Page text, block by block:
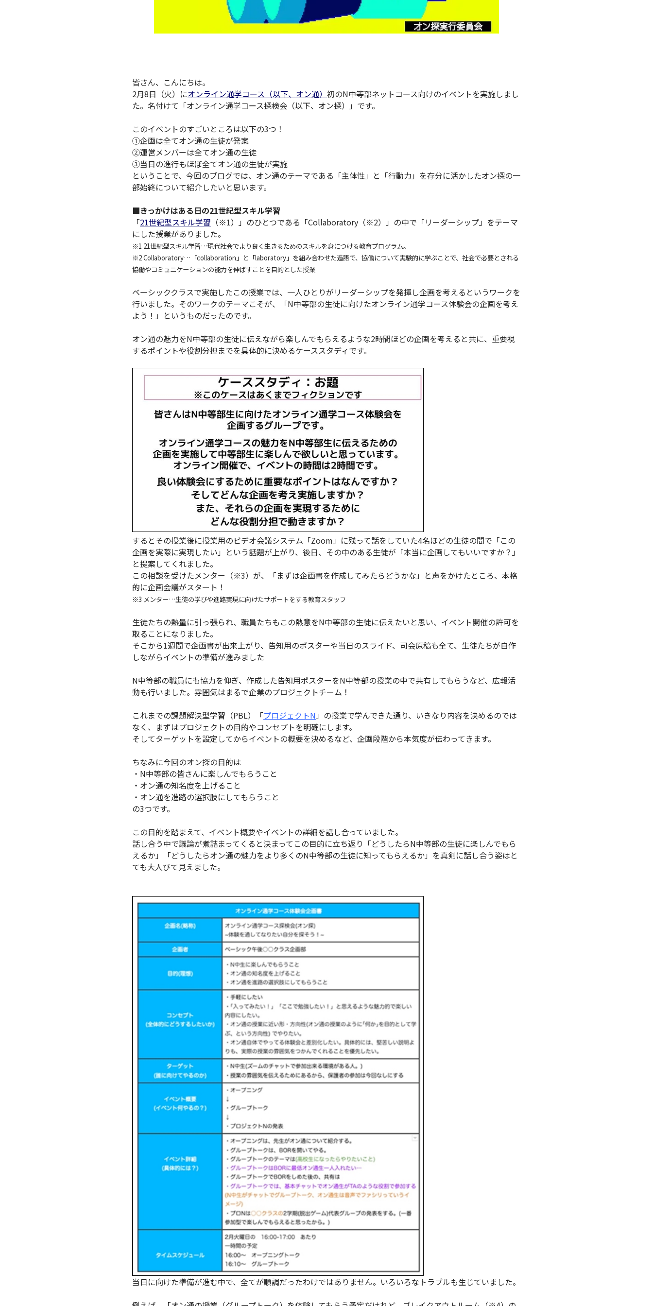
皆さん、こんにちは。
2月8日（火）にオンライン通学コース（以下、オン通） 初のN中等部ネットコース向けのイベントを実施しまし
た。名付けて「オンライン通学コース探検会（以下、オン探）」です。
このイベントのすごいところは以下の3つ！
①企画は全てオン通の生徒が発案
②運営メンバーは全てオン通の生徒
③当日の進行もほぼ全てオン通の生徒が実施
ということで、今回のブログでは、オン通のテーマである「主体性」と「行動力」を存分に活かしたオン探の一
部始終について紹介したいと思います。
■きっかけはある日の21世紀型スキル学習
「21世紀型スキル学習 （※1）」のひとつである「Collaboratory（※2）」の中で「リーダーシップ」をテーマ
にした授業がありました。
※1 21世紀型スキル学習…現代社会でより良く生きるためのスキルを身につける教育プログラム。
※2 Collaboratory…「collaboration」と「laboratory」を組み合わせた造語で、協働について実験的に学ぶことで、社会で必要とされる
協働やコミュニケーションの能力を伸ばすことを目的とした授業
ベーシッククラスで実施したこの授業では、一人ひとりがリーダーシップを発揮し企画を考えるというワークを
行いました。そのワークのテーマこそが、「N中等部の生徒に向けたオンライン通学コース体験会の企画を考え
よう！」というものだったのです。
オン通の魅力をN中等部の生徒に伝えながら楽しんでもらえるような2時間ほどの企画を考えると共に、重要視
するポイントや役割分担までを具体的に決めるケーススタディです。
するとその授業後に授業用のビデオ会議システム「Zoom」に残って話をしていた4名ほどの生徒の間で「この
企画を実際に実現したい」という話題が上がり、後日、その中のある生徒が「本当に企画してもいいですか？」
と提案してくれました。
この相談を受けたメンター（※3）が、「まずは企画書を作成してみたらどうかな」と声をかけたところ、本格
的に企画会議がスタート！
※3 メンター…生徒の学びや進路実現に向けたサポートをする教育スタッフ
生徒たちの熱量に引っ張られ、職員たちもこの熱意をN中等部の生徒に伝えたいと思い、イベント開催の許可を
取ることになりました。
そこから1週間で企画書が出来上がり、告知用のポスターや当日のスライド、司会原稿も全て、生徒たちが自作
しながらイベントの準備が進みました
N中等部の職員にも協力を仰ぎ、作成した告知用ポスターをN中等部の授業の中で共有してもらうなど、広報活
動も行いました。雰囲気はまるで企業のプロジェクトチーム！
これまでの課題解決型学習（PBL）「プロジェクトN 」の授業で学んできた通り、いきなり内容を決めるのでは
なく、まずはプロジェクトの目的やコンセプトを明確にします。
そしてターゲットを設定してからイベントの概要を決めるなど、企画段階から本気度が伝わってきます。
ちなみに今回のオン探の目的は
・N中等部の皆さんに楽しんでもらうこと
・オン通の知名度を上げること
・オン通を進路の選択肢にしてもらうこと
の3つです。
この目的を踏まえて、イベント概要やイベントの詳細を話し合っていました。
話し合う中で議論が煮詰まってくると決まってこの目的に立ち返り「どうしたらN中等部の生徒に楽しんでもら
えるか」「どうしたらオン通の魅力をより多くのN中等部の生徒に知ってもらえるか」を真剣に話し合う姿はと
ても大人びて見えました。
当日に向けた準備が進む中で、全てが順調だったわけではありません。いろいろなトラブルも生じていました。